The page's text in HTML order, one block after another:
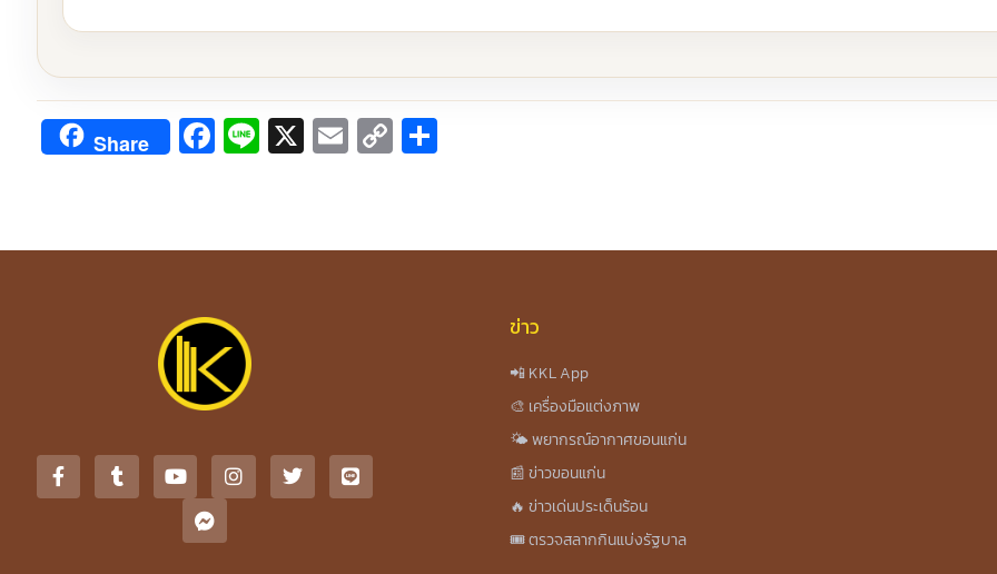
Share Facebook
Line
X Email
Copy
ข่าว
📲 KKL App
🎨 เครื่องมือแต่งภาพ
🌤️ พยากรณ์อากาศขอนแก่น
📰 ข่าวขอนแก่น
🔥 ข่าวเด่นประเด็นร้อน
🎟️ ตรวจสลากกินแบ่งรัฐบาล